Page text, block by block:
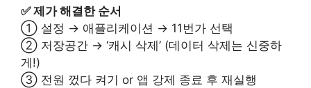
✅ 제가 해결한 순서
① 설정 → 애플리케이션 → 11번가 선택
② 저장공간 → ‘캐시 삭제’ (데이터 삭제는 신중하
게!)
③ 전원 껐다 켜기 or 앱 강제 종료 후 재실행